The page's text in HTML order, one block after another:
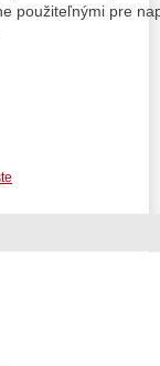
použiteľnými pre